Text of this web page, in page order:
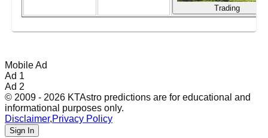
Trading
Mobile Ad
Ad 1
Ad 2
© 2009 - 2026 KTAstro predictions are for educational and
informational purposes only.
Disclaimer,Privacy Policy
Sign In